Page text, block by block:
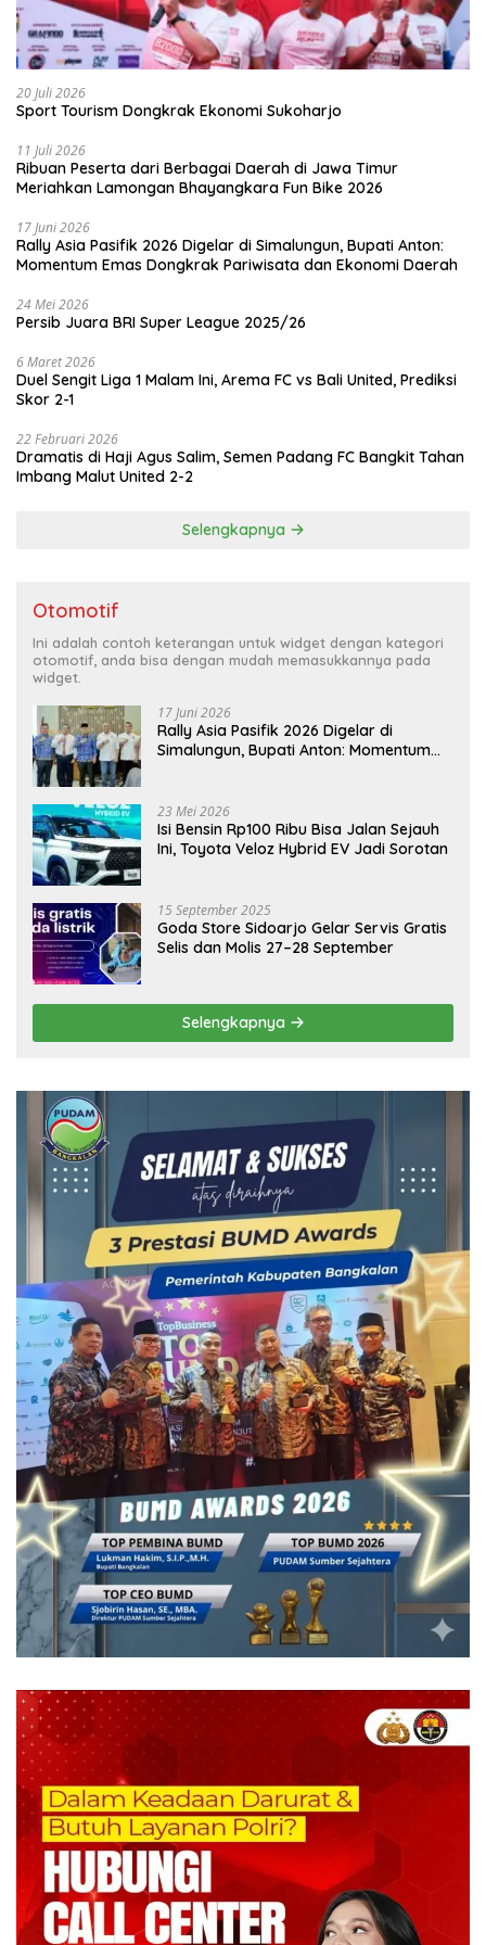
20 Juli 2026
Sport Tourism Dongkrak Ekonomi Sukoharjo
11 Juli 2026
Ribuan Peserta dari Berbagai Daerah di Jawa Timur
Meriahkan Lamongan Bhayangkara Fun Bike 2026
17 Juni 2026
Rally Asia Pasifik 2026 Digelar di Simalungun, Bupati Anton:
Momentum Emas Dongkrak Pariwisata dan Ekonomi Daerah
24 Mei 2026
Persib Juara BRI Super League 2025/26
6 Maret 2026
Duel Sengit Liga 1 Malam Ini, Arema FC vs Bali United, Prediksi
Skor 2-1
22 Februari 2026
Dramatis di Haji Agus Salim, Semen Padang FC Bangkit Tahan
Imbang Malut United 2-2
Selengkapnya
Otomotif
Ini adalah contoh keterangan untuk widget dengan kategori
otomotif, anda bisa dengan mudah memasukkannya pada
widget.
17 Juni 2026
Rally Asia Pasifik 2026 Digelar di
Simalungun, Bupati Anton: Momentum
23 Mei 2026
Isi Bensin Rp100 Ribu Bisa Jalan Sejauh
Ini, Toyota Veloz Hybrid EV Jadi Sorotan
15 September 2025
Goda Store Sidoarjo Gelar Servis Gratis
Selis dan Molis 27–28 September
Selengkapnya